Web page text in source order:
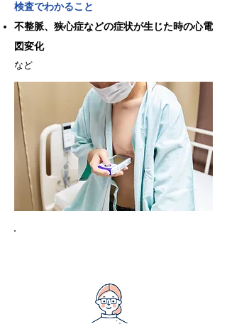
検査でわかること
不整脈、狭心症などの症状が生じた時の心電
図変化
など